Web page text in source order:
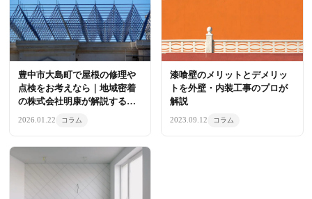
豊中市大島町で屋根の修理や
点検をお考えなら｜地域密着
の株式会社明康が解説する住
2026.01.22 コラム
漆喰壁のメリットとデメリッ
トを外壁・内装工事のプロが
解説
2023.09.12 コラム